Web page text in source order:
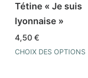
Tétine « Je suis
lyonnaise »
4,50 €
CHOIX DES OPTIONS